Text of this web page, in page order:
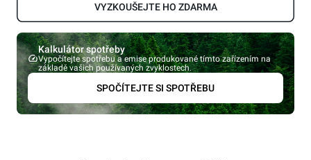
VYZKOUŠEJTE HO ZDARMA
Kalkulátor spotřeby
Vypočítejte spotřebu a emise produkované tímto zařízením na
základě vašich používaných zvyklostech.
SPOČÍTEJTE SI SPOTŘEBU